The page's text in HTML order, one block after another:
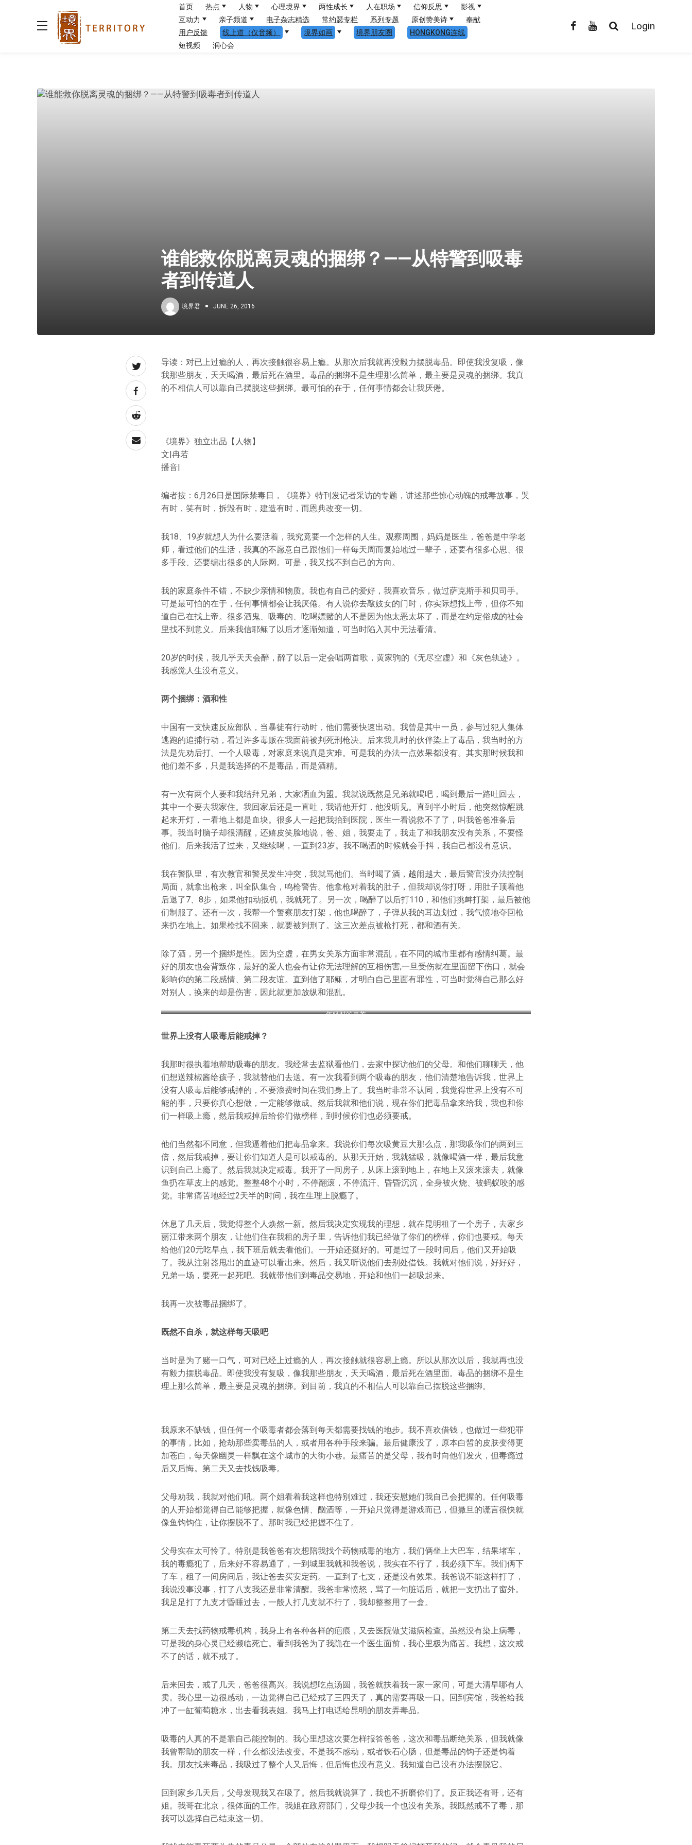
首页 热点 人物 心理境界 两性成长 人在职场 信仰反思
影视
互动力
亲子频道 电子杂志精选 常约瑟专栏 系列专题 原创赞美诗
奉献
用户反馈
线上道（仅音频） 境界如画 境界朋友圈
HONGKONG连线
短视频
润心会
Login
谁能救你脱离灵魂的捆绑？——从特警到吸毒
者到传道人
境界君 JUNE 26, 2016
导读：对已上过瘾的人，再次接触很容易上瘾。从那次后我就再没毅力摆脱毒品。即使我没复吸，像
我那些朋友，天天喝酒，最后死在酒里。毒品的捆绑不是生理那么简单，最主要是灵魂的捆绑。我真
的不相信人可以靠自己摆脱这些捆绑。最可怕的在于，任何事情都会让我厌倦。
《境界》独立出品【人物】
文|冉若
播音|
编者按：6月26日是国际禁毒日，《境界》特刊发记者采访的专题，讲述那些惊心动魄的戒毒故事，哭
有时，笑有时，拆毁有时，建造有时，而恩典改变一切。
我18、19岁就想人为什么要活着，我究竟要一个怎样的人生。观察周围，妈妈是医生，爸爸是中学老
师，看过他们的生活，我真的不愿意自己跟他们一样每天周而复始地过一辈子，还要有很多心思、很
多手段、还要编出很多的人际网。可是，我又找不到自己的方向。
我的家庭条件不错，不缺少亲情和物质。我也有自己的爱好，我喜欢音乐，做过萨克斯手和贝司手。
可是最可怕的在于，任何事情都会让我厌倦。有人说你去敲妓女的门时，你实际想找上帝，但你不知
道自己在找上帝。很多酒鬼、吸毒的、吃喝嫖赌的人不是因为他太恶太坏了，而是在约定俗成的社会
里找不到意义。后来我信耶稣了以后才逐渐知道，可当时陷入其中无法看清。
20岁的时候，我几乎天天会醉，醉了以后一定会唱两首歌，黄家驹的《无尽空虚》和《灰色轨迹》。
我感觉人生没有意义。
两个捆绑：酒和性
中国有一支快速反应部队，当暴徒有行动时，他们需要快速出动。我曾是其中一员，参与过犯人集体
逃跑的追捕行动，看过许多毒贩在我面前被判死刑枪决。后来我儿时的伙伴染上了毒品，我当时的方
法是先劝后打。一个人吸毒，对家庭来说真是灾难。可是我的办法一点效果都没有。其实那时候我和
他们差不多，只是我选择的不是毒品，而是酒精。
有一次有两个人要和我结拜兄弟，大家洒血为盟。我就说既然是兄弟就喝吧，喝到最后一路吐回去，
其中一个要去我家住。我回家后还是一直吐，我请他开灯，他没听见。直到半小时后，他突然惊醒跳
起来开灯，一看地上都是血块。很多人一起把我抬到医院，医生一看说救不了了，叫我爸爸准备后
事。我当时脑子却很清醒，还嬉皮笑脸地说，爸、姐，我要走了，我走了和我朋友没有关系，不要怪
他们。后来我活了过来，又继续喝，一直到23岁。我不喝酒的时候就会手抖，我自己都没有意识。
我在警队里，有次教官和警员发生冲突，我就骂他们。当时喝了酒，越闹越大，最后警官没办法控制
局面，就拿出枪来，叫全队集合，鸣枪警告。他拿枪对着我的肚子，但我却说你打呀，用肚子顶着他
后退了7、8步，如果他扣动扳机，我就死了。另一次，喝醉了以后打110，和他们挑衅打架，最后被他
们制服了。还有一次，我帮一个警察朋友打架，他也喝醉了，子弹从我的耳边划过，我气愤地夺回枪
来扔在地上。如果枪找不回来，就要被判刑了。这三次差点被枪打死，都和酒有关。
除了酒，另一个捆绑是性。因为空虚，在男女关系方面非常混乱，在不同的城市里都有感情纠葛。最
好的朋友也会背叛你，最好的爱人也会有让你无法理解的互相伤害;一旦受伤就在里面留下伤口，就会
影响你的第二段感情、第二段友谊。直到信了耶稣，才明白自己里面有罪性，可当时觉得自己那么好
对别人，换来的却是伤害，因此就更加放纵和混乱。
年轻时的冉若
世界上没有人吸毒后能戒掉？
我那时很执着地帮助吸毒的朋友。我经常去监狱看他们，去家中探访他们的父母。和他们聊聊天，他
们想送辣椒酱给孩子，我就替他们去送。有一次我看到两个吸毒的朋友，他们清楚地告诉我，世界上
没有人吸毒后能够戒掉的，不要浪费时间在我们身上了。我当时非常不认同，我觉得世界上没有不可
能的事，只要你真心想做，一定能够做成。然后我就和他们说，现在你们把毒品拿来给我，我也和你
们一样吸上瘾，然后我戒掉后给你们做榜样，到时候你们也必须要戒。
他们当然都不同意，但我逼着他们把毒品拿来。我说你们每次吸黄豆大那么点，那我吸你们的两到三
倍，然后我戒掉，要让你们知道人是可以戒毒的。从那天开始，我就猛吸，就像喝酒一样，最后我意
识到自己上瘾了。然后我就决定戒毒。我开了一间房子，从床上滚到地上，在地上又滚来滚去，就像
鱼扔在草皮上的感觉。整整48个小时，不停翻滚，不停流汗、昏昏沉沉，全身被火烧、被蚂蚁咬的感
觉。非常痛苦地经过2天半的时间，我在生理上脱瘾了。
休息了几天后，我觉得整个人焕然一新。然后我决定实现我的理想，就在昆明租了一个房子，去家乡
丽江带来两个朋友，让他们住在我租的房子里，告诉他们我已经做了你们的榜样，你们也要戒。每天
给他们20元吃早点，我下班后就去看他们。一开始还挺好的。可是过了一段时间后，他们又开始吸
了。我从注射器甩出的血迹可以看出来。然后，我又听说他们去别处借钱。我就对他们说，好好好，
兄弟一场，要死一起死吧。我就带他们到毒品交易地，开始和他们一起吸起来。
我再一次被毒品捆绑了。
既然不自杀，就这样每天吸吧
当时是为了赌一口气，可对已经上过瘾的人，再次接触就很容易上瘾。所以从那次以后，我就再也没
有毅力摆脱毒品。即使我没有复吸，像我那些朋友，天天喝酒，最后死在酒里面。毒品的捆绑不是生
理上那么简单，最主要是灵魂的捆绑。到目前，我真的不相信人可以靠自己摆脱这些捆绑。
我原来不缺钱，但任何一个吸毒者都会落到每天都需要找钱的地步。我不喜欢借钱，也做过一些犯罪
的事情，比如，抢劫那些卖毒品的人，或者用各种手段来骗。最后健康没了，原本白皙的皮肤变得更
加苍白，每天像幽灵一样飘在这个城市的大街小巷。最痛苦的是父母，我有时向他们发火，但毒瘾过
后又后悔。第二天又去找钱吸毒。
父母劝我，我就对他们吼。两个姐看着我这样也特别难过，我还安慰她们我自己会把握的。任何吸毒
的人开始都觉得自己能够把握，就像色情、酗酒等，一开始只觉得是游戏而已，但撒旦的谎言很快就
像鱼钩钩住，让你摆脱不了。那时我已经把握不住了。
父母实在太可怜了。特别是我爸爸有次想陪我找个药物戒毒的地方，我们俩坐上大巴车，结果堵车，
我的毒瘾犯了，后来好不容易通了，一到城里我就和我爸说，我实在不行了，我必须下车。我们俩下
了车，租了一间房间后，我让爸去买安定药。一直到了七支，还是没有效果。我爸说不能这样打了，
我说没事没事，打了八支我还是非常清醒。我爸非常愤怒，骂了一句脏话后，就把一支扔出了窗外。
我足足打了九支才昏睡过去，一般人打几支就不行了，我却整整用了一盒。
第二天去找药物戒毒机构，我身上有各种各样的疤痕，又去医院做艾滋病检查。虽然没有染上病毒，
可是我的身心灵已经濒临死亡。看到我爸为了我跪在一个医生面前，我心里极为痛苦。我想，这次戒
不了的话，就不戒了。
后来回去，戒了几天，爸爸很高兴。我说想吃点汤圆，我爸就扶着我一家一家问，可是大清早哪有人
卖。我心里一边很感动，一边觉得自己已经戒了三四天了，真的需要再吸一口。回到宾馆，我爸给我
冲了一缸葡萄糖水，出去看我表姐。我马上打电话给昆明的朋友弄毒品。
吸毒的人真的不是靠自己能控制的。我心里想这次要怎样报答爸爸，这次和毒品断绝关系，但我就像
我曾帮助的朋友一样，什么都没法改变。不是我不感动，或者铁石心肠，但是毒品的钩子还是钩着
我。朋友找来毒品，我吸过了整个人又后悔，但后悔也没有意义。我知道自己没有办法摆脱它。
回到家乡几天后，父母发现我又在吸了。然后我就说算了，我也不折磨你们了。反正我还有哥，还有
姐。我哥在北京，很体面的工作。我姐在政府部门，父母少我一个也没有关系。我既然戒不了毒，那
我可以选择自己结束这一切。